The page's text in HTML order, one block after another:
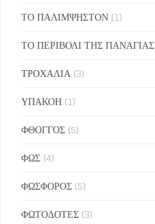
ΤΟ ΠΑΛΙΜΨΗΣΤΟΝ (1)
ΤΟ ΠΕΡΙΒΟΛΙ ΤΗΣ ΠΑΝΑΓΙΑΣ
ΤΡΟΧΑΛΙΑ (3)
ΥΠΑΚΟΗ (1)
ΦΘΟΓΓΟΣ (5)
ΦΩΣ (4)
ΦΩΣΦΟΡΟΣ (5)
ΦΩΤΟΔΟΤΕΣ (3)